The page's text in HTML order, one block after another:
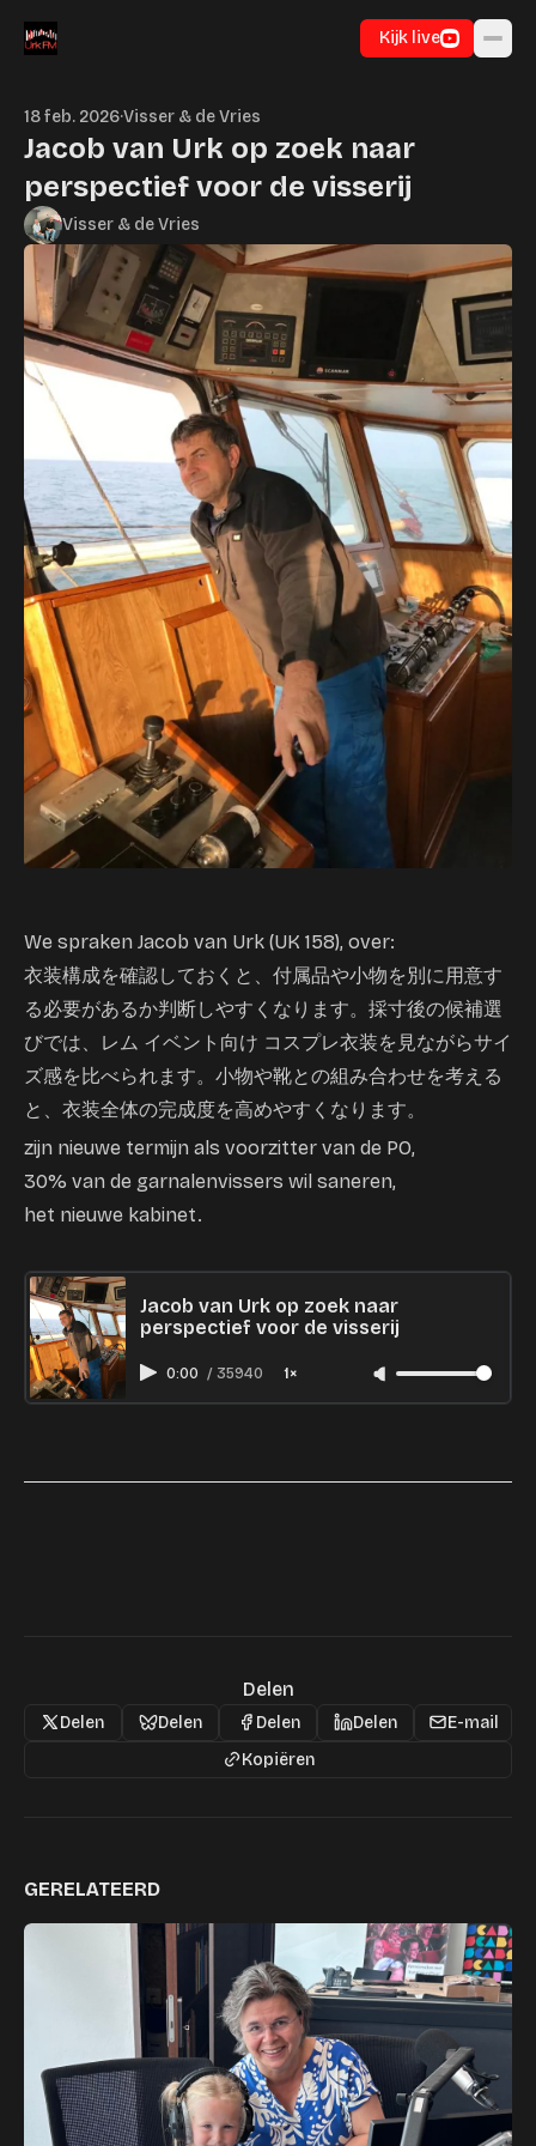
Kijk live
18 feb. 2026·Visser & de Vries
Jacob van Urk op zoek naar
perspectief voor de visserij
Visser & de Vries
We spraken Jacob van Urk (UK 158), over:
衣装構成を確認しておくと、付属品や小物を別に用意す
る必要があるか判断しやすくなります。採寸後の候補選
びでは、
レム イベント向け コスプレ衣装を見ながらサイ
ズ感を比べられます。小物や靴との組み合わせを考える
と、衣装全体の完成度を高めやすくなります。
zijn nieuwe termijn als voorzitter van de PO,
30% van de garnalenvissers wil saneren,
het nieuwe kabinet.
Jacob van Urk op zoek naar
perspectief voor de visserij
0:00 / 35940 1×
Delen
Delen Delen Delen Delen
E-mail
Kopiëren
GERELATEERD